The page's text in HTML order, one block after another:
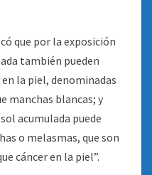
que por la exposición
también pueden
la piel, denominadas
manchas blancas; y
acumulada puede
o melasmas, que son
cáncer en la piel”.